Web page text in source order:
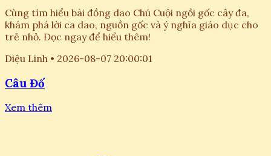
Cùng tìm hiểu bài đồng dao Chú Cuội ngồi gốc cây đa,
khám phá lời ca dao, nguồn gốc và ý nghĩa giáo dục cho
trẻ nhỏ. Đọc ngay để hiểu thêm!
Diệu Linh • 2026-08-07 20:00:01
Câu Đố
Xem thêm